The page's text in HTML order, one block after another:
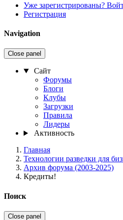
Уже зарегистрированы?
Регистрация
Navigation
Close panel
Сайт
Форумы
Блоги
Клубы
Загрузки
Правила
Лидеры
Активность
Главная
Технологии разведки для
Архив форума (2003-2025)
Кредиты!
Поиск
Close panel